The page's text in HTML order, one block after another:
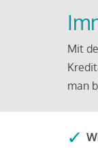
Mit
man